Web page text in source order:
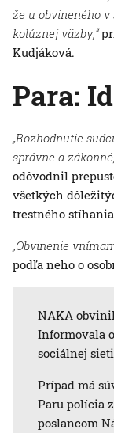
že u obvineného
kolúznej väzby,“
Kudjáková.
Para:
„Rozhodnutie
správne a
odôvodnil
všetkých
trestného
„Obvinenie
podľa neho o
NAKA
Informovala
sociálnej
Prípad má
Paru polícia
poslancom